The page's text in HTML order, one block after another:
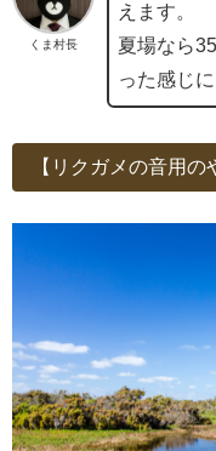
くま村長
えます。
夏場なら
った感じ
【リクガメの音用の